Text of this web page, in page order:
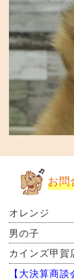
お問
オレンジ
男の子
カインズ甲賀
【大決算商